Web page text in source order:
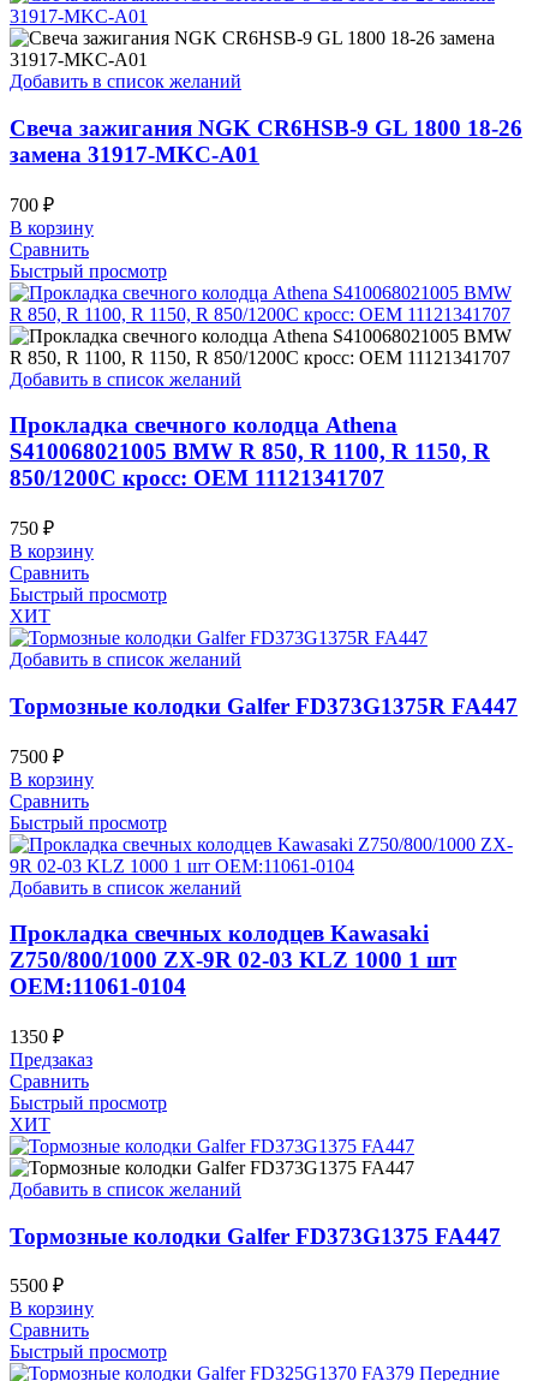
Добавить в список желаний
Свеча зажигания NGK CR6HSB-9 GL 1800 18-26
замена 31917-MKC-A01
700 ₽
В корзину
Сравнить
Быстрый просмотр
Добавить в список желаний
Прокладка свечного колодца Athena
S410068021005 BMW R 850, R 1100, R 1150, R
850/1200C кросс: OEM 11121341707
750 ₽
В корзину
Сравнить
Быстрый просмотр
ХИТ
Добавить в список желаний
Тормозные колодки Galfer FD373G1375R FA447
7500 ₽
В корзину
Сравнить
Быстрый просмотр
Добавить в список желаний
Прокладка свечных колодцев Kawasaki
Z750/800/1000 ZX-9R 02-03 KLZ 1000 1 шт
OEM:11061-0104
1350 ₽
Предзаказ
Сравнить
Быстрый просмотр
ХИТ
Добавить в список желаний
Тормозные колодки Galfer FD373G1375 FA447
5500 ₽
В корзину
Сравнить
Быстрый просмотр